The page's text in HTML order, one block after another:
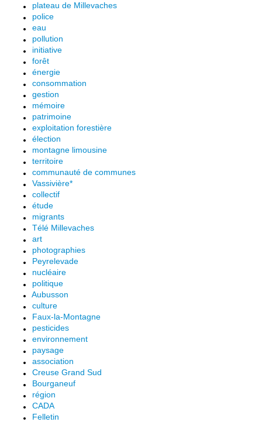
plateau de Millevaches
police
eau
pollution
initiative
forêt
énergie
consommation
gestion
mémoire
patrimoine
exploitation forestière
élection
montagne limousine
territoire
communauté de communes
Vassivière*
collectif
étude
migrants
Télé Millevaches
art
photographies
Peyrelevade
nucléaire
politique
Aubusson
culture
Faux-la-Montagne
pesticides
environnement
paysage
association
Creuse Grand Sud
Bourganeuf
région
CADA
Felletin